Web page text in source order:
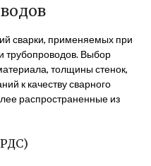
сварки, применяемых при
трубопроводов. Выбор
толщины стенок,
к качеству сварного
распространенные из